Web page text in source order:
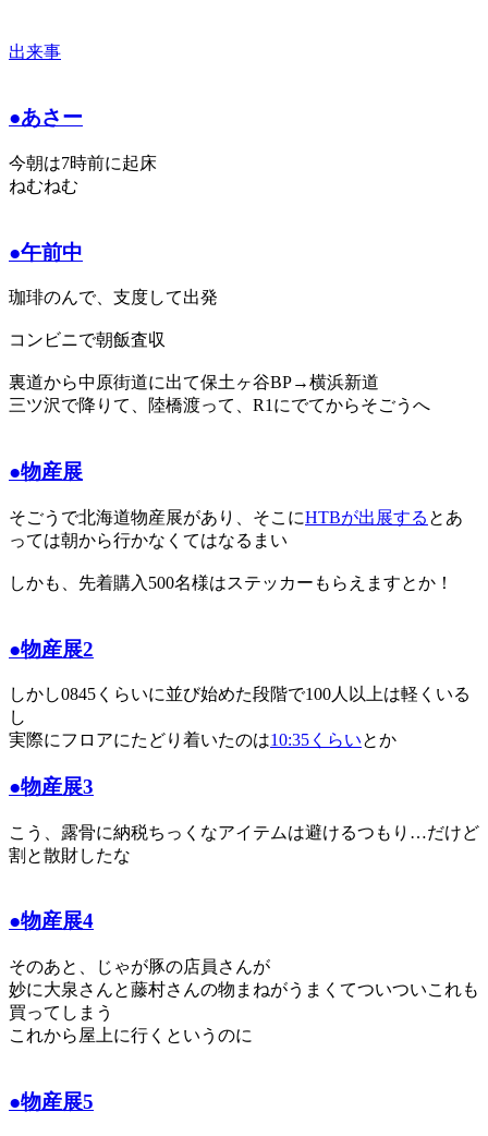
出来事
●あさー
今朝は7時前に起床
ねむねむ
●午前中
珈琲のんで、支度して出発
コンビニで朝飯査収
裏道から中原街道に出て保土ヶ谷BP→横浜新道
三ツ沢で降りて、陸橋渡って、R1にでてからそごうへ
●物産展
そごうで北海道物産展があり、そこにHTBが出展する とあ
っては朝から行かなくてはなるまい
しかも、先着購入500名様はステッカーもらえますとか！
●物産展2
しかし0845くらいに並び始めた段階で100人以上は軽くいる
し
実際にフロアにたどり着いたのは10:35くらいとか
●物産展3
こう、露骨に納税ちっくなアイテムは避けるつもり…だけど
割と散財したな
●物産展4
そのあと、じゃが豚の店員さんが
妙に大泉さんと藤村さんの物まねがうまくてついついこれも
買ってしまう
これから屋上に行くというのに
●物産展5